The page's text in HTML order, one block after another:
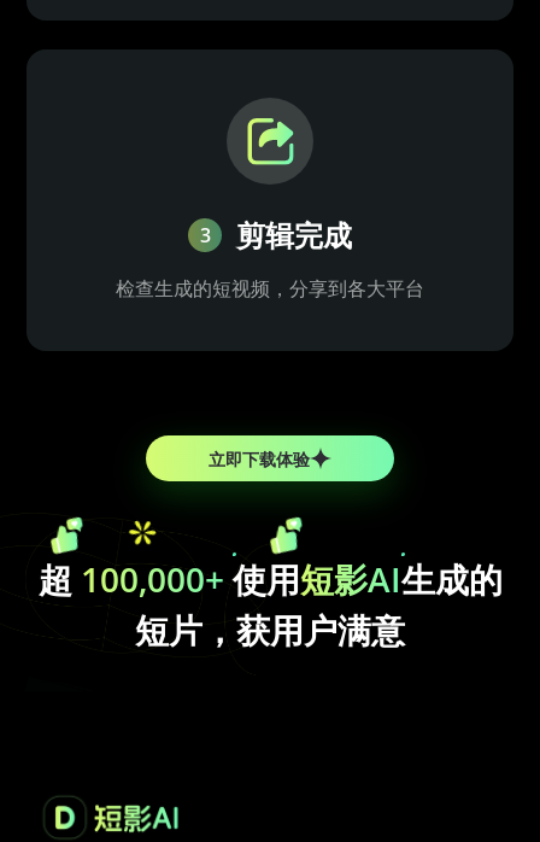
3 剪辑完成
检查生成的短视频，分享到各大平台
立即下载体验
超 100,000+使用短影AI生成的
短片，获用户满意